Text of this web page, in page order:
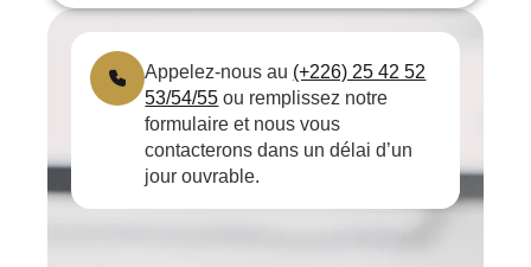
Appelez-nous au (+226) 25 42 52
53/54/55 ou remplissez notre
formulaire et nous vous
contacterons dans un délai d’un
jour ouvrable.